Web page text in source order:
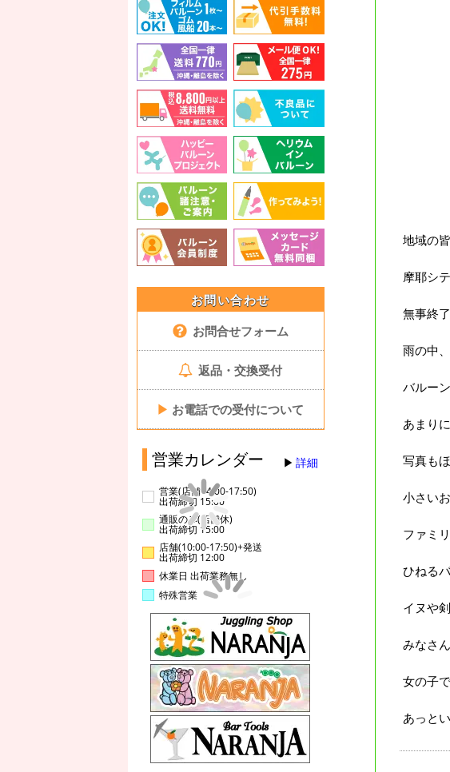
お問い合わせ
お問合せフォーム
返品・交換受付
▶ お電話での受付について
営業カレンダー 詳細
営業(店舗14:00-17:50)
出荷締切 15:00
通販のみ(店舗休)
出荷締切 15:00
店舗(10:00-17:50)+発送
出荷締切 12:00
休業日 出荷業務無し
特殊営業
地域の
摩耶シ
無事終
雨の中
バルー
あまり
写真も
小さい
ファミ
ひねる
イヌや
みなさ
女の子
あっと